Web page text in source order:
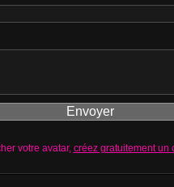
votre avatar, créez gratuitement un